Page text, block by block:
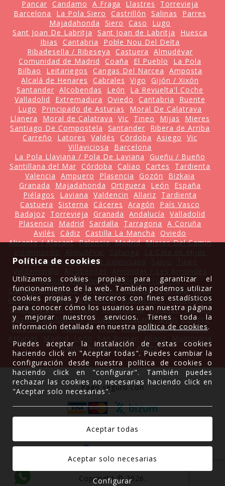
Pancar
Candamo A Fraga Llastres
Torrevieja
Barcelona
La Pola Siero Castrillón Salinas
Parres
Majadahonda
Siero Caso
Lugo
Sant Joan De Labritja
Sant Joan de Labritja
Huesca
Ibias
Cantabria
Poble Nou Del Delta
Ribadesella / Ribeseya
Castuera
Almudévar
Comunidad de Madrid
Coaña El Pueblo
La Pola
Bilbao
Leitariegos Cangas Del Narcea
Amposta
Alcalá de Henares
Cabrales Vigo
Gijón / Xixón
Santander Alcobendas León
La Revuelta'l Coche
Valladolid
Extremadura Oviedo Cantabria
Ruente
Lugo
Principado de Asturias
Moral De Calatrava
Llanera
Moral de Calatrava Vic Tineo Mijas
Mieres
Santiago De Compostela
Santander
Ribera de Arriba
Carreño
Latores Valdés Córdoba Asiego
Vic
Villaviciosa
Barcelona
La Pola Llaviana / Pola De Laviana
Gueñu / Bueño
Santillana del Mar
Córdoba Caliao Cartes
Tardienta
Valencia
Ampuero Plasencia Gozón
Bizkaia
Granada
Majadahonda Ortiguera León
España
Piélagos
Laviana Valdencin Allariz
Tardienta
Castuera
Sisterna Cáceres Aragón
País Vasco
Badajoz
Torrevieja Granada Andalucía
Valladolid
Plasencia
Madrid Sardalla Tarragona
A Coruña
Avilés
Cádiz Castilla La Mancha
Oviedo
Alicante / Alacant Palencia Madrid Mieres Del Camin
El Crucero Comunitat Valenciana
Galicia Villayón
Jerez De La Frontera
Cangas del Narcea
Valencia / València Granada Lena
Ampuero
Málaga Barcelona Ciudad Real
Pontevedra
Castilla y León
El Cabo Ribadesella Ourense
Ruente
Pozuelo de Alarcón Alicante / Alacant Gijón
Ferrera
Illes Balears
Valencia Lugo Luarca Arce Valladolid
Salou
Bilbao Vigo Avilés
Pago seguro con
Gracias a
Política de cookies
Utilizamos cookies propias para garantizar el
funcionamiento de la web. También podemos utilizar
cookies propias y de terceros con fines estadísticos
para conocer cómo los usuarios usan nuestra página
y mejorar nuestros servicios. Tienes toda la
información detallada en nuestrapolítica de cookies.
Puedes aceptar la instalación de estas cookies
haciendo click en "Aceptar todas". Puedes cambiar la
configuración desde nuestra política de cookies o
haciendo click en "configurar". También puedes
rechazar las cookies no necesarias haciendo click en
"Aceptar solo necesarias".
Configurar
Copyright © 2026.